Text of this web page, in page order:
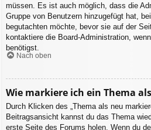
müssen. Es ist auch möglich, dass die
Gruppe von Benutzern hinzugefügt hat,
begutachten möchte, bevor sie auf der
kontaktiere die Board-Administration,
benötigst.
Nach oben
Wie markiere ich ein Thema
Durch Klicken des „Thema als neu
Beitragsansicht kannst du das Thema
erste Seite des Forums holen. Wenn du